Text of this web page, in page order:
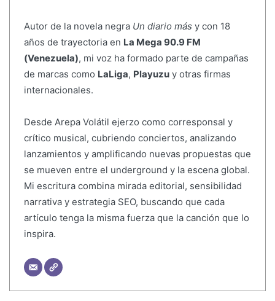
Autor de la novela negra Un diario más y con 18
años de trayectoria en La Mega 90.9 FM
(Venezuela), mi voz ha formado parte de campañas
de marcas como LaLiga, Playuzuy otras firmas
internacionales.
Desde Arepa Volátil ejerzo como corresponsal y
crítico musical, cubriendo conciertos, analizando
lanzamientos y amplificando nuevas propuestas que
se mueven entre el underground y la escena global.
Mi escritura combina mirada editorial, sensibilidad
narrativa y estrategia SEO, buscando que cada
artículo tenga la misma fuerza que la canción que lo
inspira.